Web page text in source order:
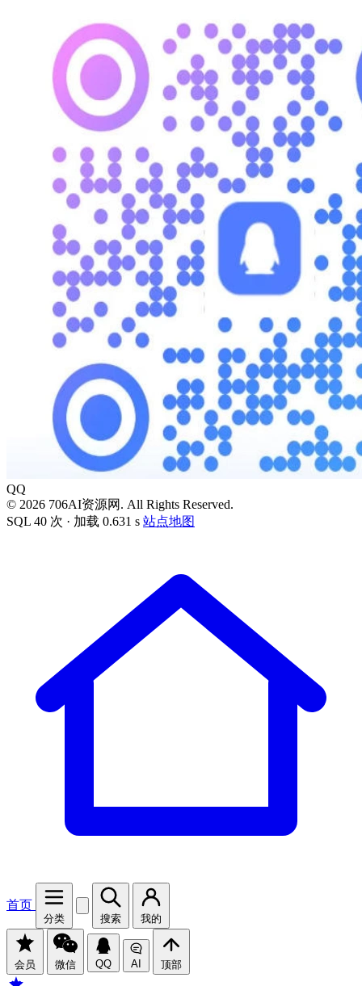
QQ
© 2026 706AI资源网. All Rights Reserved.
SQL 40 次 · 加载 0.631 s 站点地图
首页
分类 搜索 我的
会员 微信 QQ AI 顶部